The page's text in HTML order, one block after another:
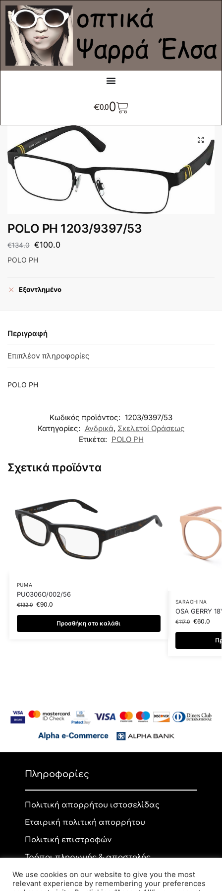
€0.00
POLO PH 1203/9397/53
€134.0 €100.0
POLO PH
Εξαντλημένο
Περιγραφή
Επιπλέον πληροφορίες
POLO PH
Κωδικός προϊόντος: 1203/9397/53
Κατηγορίες: Ανδρικά, Σκελετοί Οράσεως
Ετικέτα: POLO PH
Σχετικά προϊόντα
PUMA
PU0306O/002/56
€132.0 €90.0
Προσθήκη στο καλάθι
SARAGHINA
OSA GERRY
€117.0 €60.0
Πληροφορίες
Πολιτική απορρήτου ιστοσελίδας
Εταιρική πολιτική απορρήτου
Πολιτική επιστροφών
Τρόποι πληρωμής & αποστολής
We use cookies on our website to give you the most
relevant experience by remembering your preferences